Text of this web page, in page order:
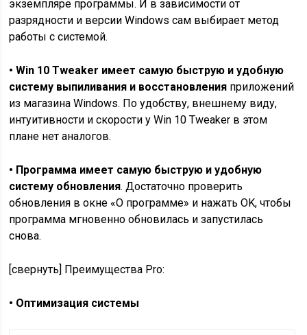
экземпляре программы. И в зависимости от
разрядности и версии Windows сам выбирает метод
работы с системой.
• Win 10 Tweaker имеет самую быструю и удобную
систему выпиливания и восстановления приложений
из магазина Windows. По удобству, внешнему виду,
интуитивности и скорости у Win 10 Tweaker в этом
плане нет аналогов.
• Программа имеет самую быструю и удобную
систему обновления. Достаточно проверить
обновления в окне «О программе» и нажать OK, чтобы
программа мгновенно обновилась и запустилась
снова.
[свернуть] Преимущества Pro:
• Оптимизация системы